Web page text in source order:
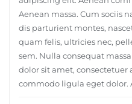
Aenean massa. Cum sociis
dis parturient montes,
quam felis, ultricies nec,
sem. Nulla consequat
dolor sit amet, consectetuer
commodo ligula eget dolor.